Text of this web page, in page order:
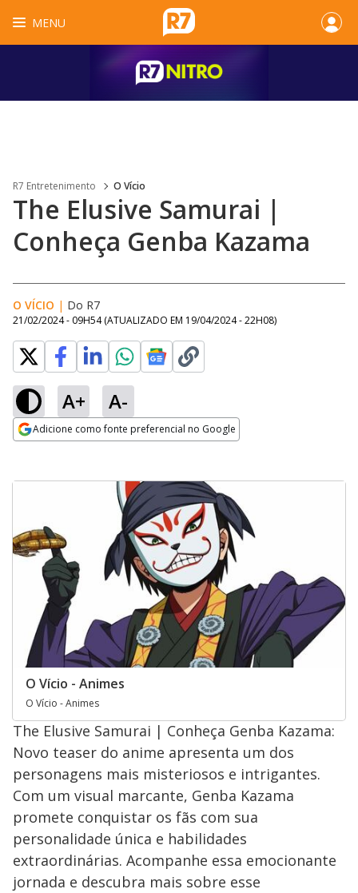
MENU
R7 Entretenimento O Vício
The Elusive Samurai |
Conheça Genba Kazama
O VÍCIO | Do R7
21/02/2024 - 09H54 (ATUALIZADO EM 19/04/2024 - 22H08)
A+ A-
Adicione como fonte preferencial no Google
O Vício - Animes
O Vício - Animes
The Elusive Samurai | Conheça Genba Kazama:
Novo teaser do anime apresenta um dos
personagens mais misteriosos e intrigantes.
Com um visual marcante, Genba Kazama
promete conquistar os fãs com sua
personalidade única e habilidades
extraordinárias. Acompanhe essa emocionante
jornada e descubra mais sobre esse